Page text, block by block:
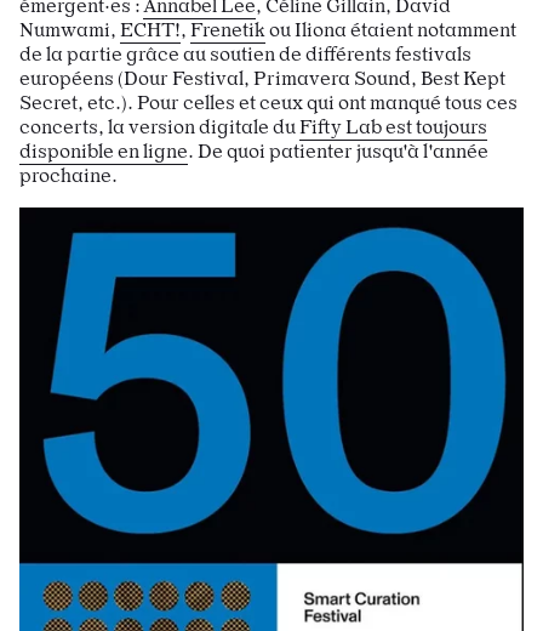
émergent·es :Annabel Lee, Céline Gillain, David
Numwami, ECHT!, Frenetikou Iliona étaient notamment
de la partie grâce au soutien de différents festivals
européens (Dour Festival, Primavera Sound, Best Kept
Secret, etc.). Pour celles et ceux qui ont manqué tous ces
concerts, la version digitale duFifty Lab est toujours
disponible en ligne. De quoi patienter jusqu'à l'année
prochaine.